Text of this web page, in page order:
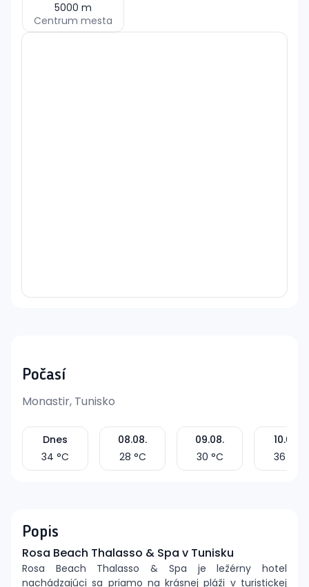
5000 m
Centrum mesta
Počasí
Monastir, Tunisko
Dnes
34 °C
08.08.
28 °C
09.08.
30 °C
10.08.
36
Popis
Rosa Beach Thalasso & Spa v Tunisku
Rosa Beach Thalasso & Spa je ležérny hotel
nachádzajúci sa priamo na krásnej pláži v turistickej